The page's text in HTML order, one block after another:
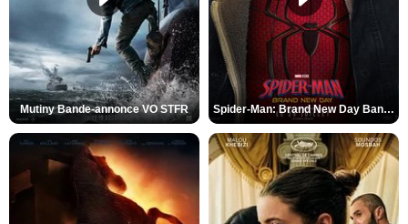
Mutiny Bande-annonce VO STFR Spider-Man: Brand New Day Bande-annonce VO STFR